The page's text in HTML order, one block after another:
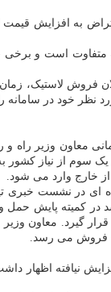
به افزایش
فروش لاستیک،
در سامانه را
سنگین مجموع اتوبوسی و باری در سال
تومانی خارج شده است. با
تا آخر سال در اختیار
به فروش می رسد.
نیافته اظهار